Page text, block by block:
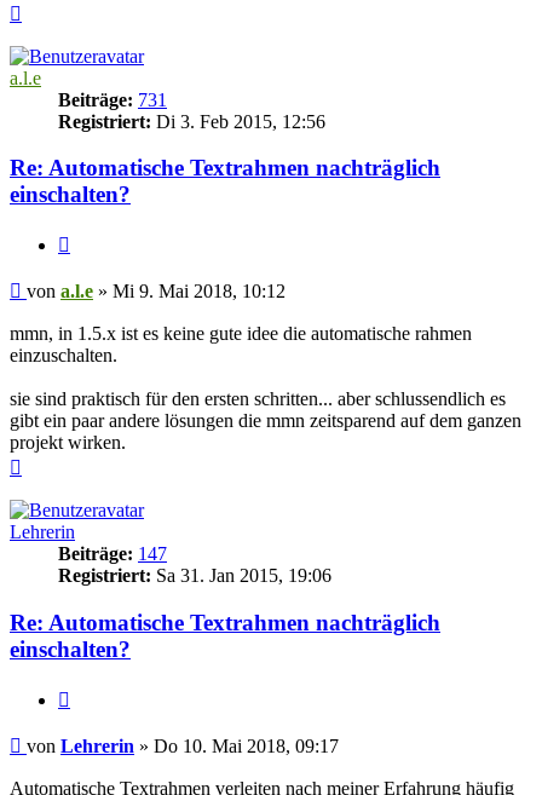
a.l.e
Beiträge: 731
Registriert: Di 3. Feb 2015, 12:56
Re: Automatische Textrahmen nachträglich
einschalten?
Beitrag
von a.l.e » Mi 9. Mai 2018, 10:12
mmn, in 1.5.x ist es keine gute idee die automatische rahmen
einzuschalten.
sie sind praktisch für den ersten schritten... aber schlussendlich es
gibt ein paar andere lösungen die mmn zeitsparend auf dem ganzen
projekt wirken.
Lehrerin
Beiträge: 147
Registriert: Sa 31. Jan 2015, 19:06
Re: Automatische Textrahmen nachträglich
einschalten?
Beitrag
von Lehrerin » Do 10. Mai 2018, 09:17
Automatische Textrahmen verleiten nach meiner Erfahrung häufig